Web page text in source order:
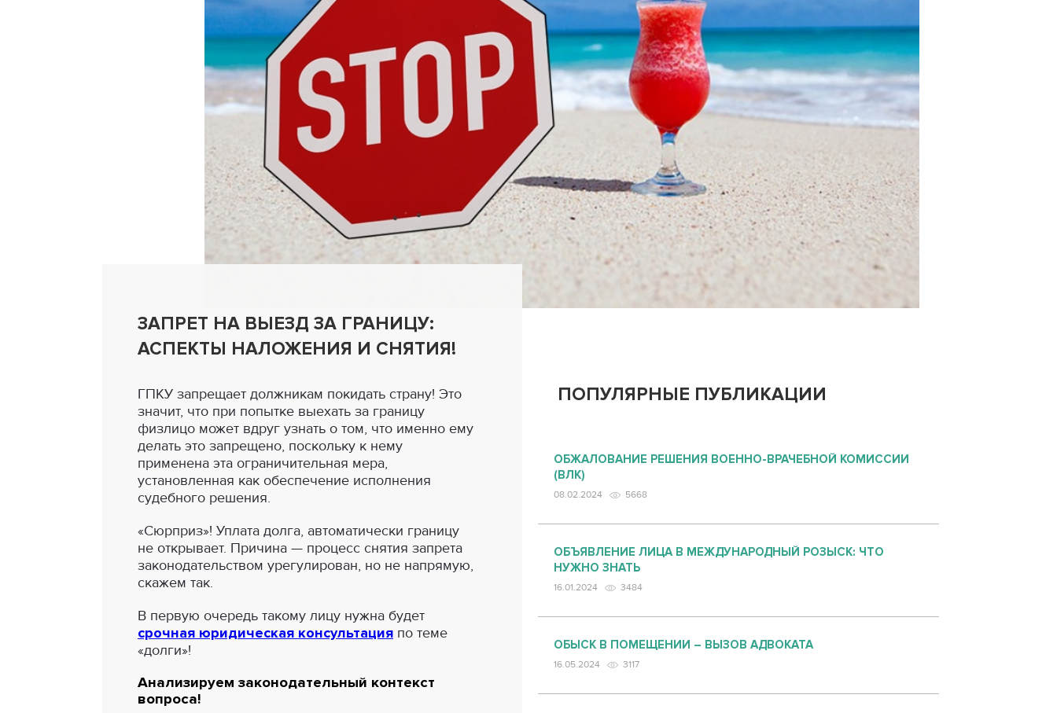
ПОПУЛЯРНЫЕ ПУБЛИКАЦИИ
ОБЖАЛОВАНИЕ РЕШЕНИЯ ВОЕННО-ВРАЧЕБНОЙ КОМИССИИ
(ВЛК)
08.02.2024 5668
ОБЪЯВЛЕНИЕ ЛИЦА В МЕЖДУНАРОДНЫЙ РОЗЫСК: ЧТО
НУЖНО ЗНАТЬ
16.01.2024 3484
ОБЫСК В ПОМЕЩЕНИИ – ВЫЗОВ АДВОКАТА
16.05.2024 3117
ЗАПРЕТ НА ВЫЕЗД ЗА ГРАНИЦУ:
АСПЕКТЫ НАЛОЖЕНИЯ И СНЯТИЯ!
ГПКУ запрещает должникам покидать страну! Это
значит, что при попытке выехать за границу
физлицо может вдруг узнать о том, что именно ему
делать это запрещено, поскольку к нему
применена эта ограничительная мера,
установленная как обеспечение исполнения
судебного решения.
«Сюрприз»! Уплата долга, автоматически границу
не открывает. Причина — процесс снятия запрета
законодательством урегулирован, но не напрямую,
скажем так.
В первую очередь такому лицу нужна будет
срочная юридическая консультация по теме
«долги»!
Анализируем законодательный контекст
вопроса!